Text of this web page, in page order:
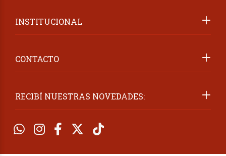
RECIBÍ NUESTRAS NOVEDADES:
INSTITUCIONAL
CONTACTO